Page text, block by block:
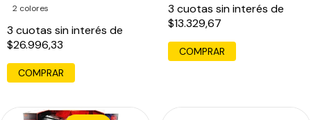
2 colores
3 cuotas sin interés de
$26.996,33
COMPRAR
3 cuotas sin interés de
$13.329,67
COMPRAR